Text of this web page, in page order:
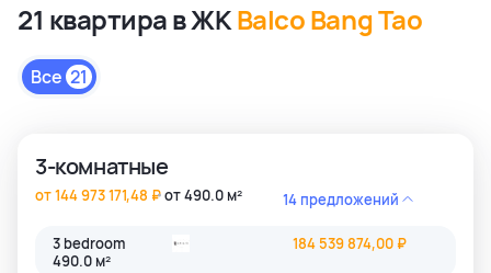
21 квартира в ЖКBalco Bang Tao
Все 21
3-комнатные
от 490.0 м²
от 144 973 171,48 ₽ 14 предложений
3 bedroom
490.0 м²
184 539 874,00 ₽